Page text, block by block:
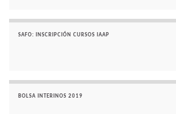
SAFO: INSCRIPCIÓN CURSOS IAAP
BOLSA INTERINOS 2019